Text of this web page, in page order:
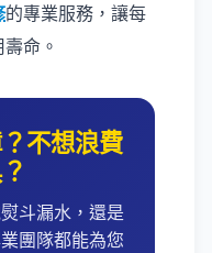
的專業服務，讓每
命。
不想浪費
斗漏水，還是
團隊都能為您